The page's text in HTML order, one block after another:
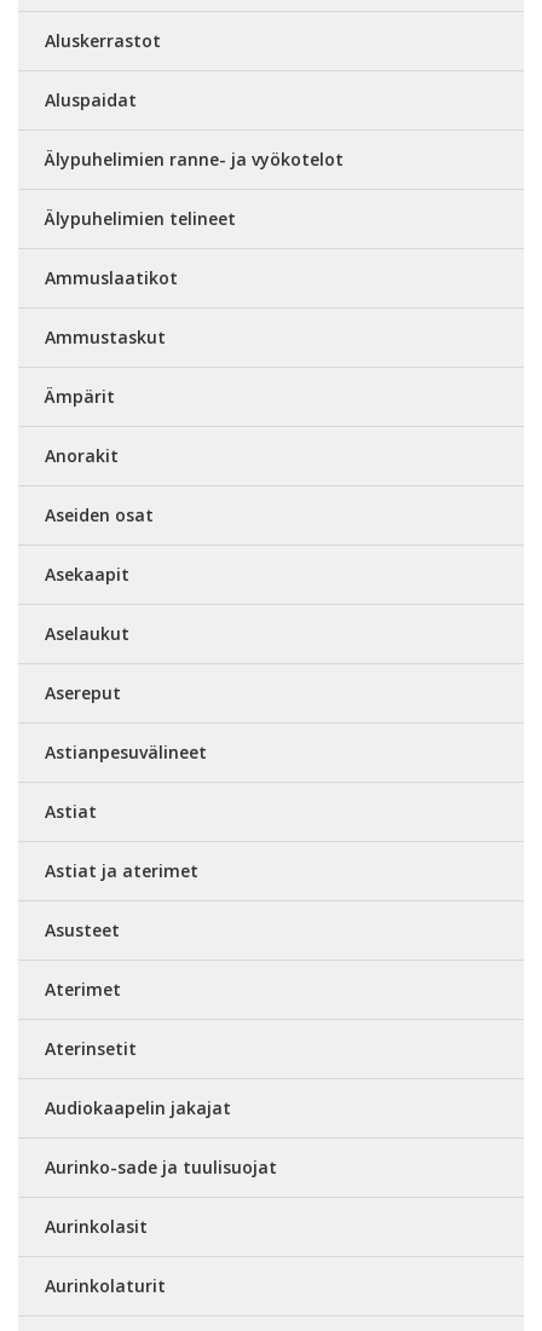
Aluskerrastot
Aluspaidat
Älypuhelimien ranne- ja vyökotelot
Älypuhelimien telineet
Ammuslaatikot
Ammustaskut
Ämpärit
Anorakit
Aseiden osat
Asekaapit
Aselaukut
Asereput
Astianpesuvälineet
Astiat
Astiat ja aterimet
Asusteet
Aterimet
Aterinsetit
Audiokaapelin jakajat
Aurinko-sade ja tuulisuojat
Aurinkolasit
Aurinkolaturit